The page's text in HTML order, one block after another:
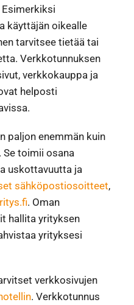
käyttäjän oikealle
tarvitsee tietää tai
Verkkotunnuksen
verkkokauppa ja
helposti
paljon enemmän kuin
toimii osana
uskottavuutta ja
sähköpostiosoitteet,
. Oman
hallita yrityksen
yrityksesi
verkkosivujen
. Verkkotunnus